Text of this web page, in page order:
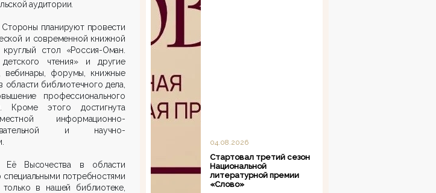
аудитории.
планируют провести
и современной книжной
стол «Россия-Оман.
чтения» и другие
вебинары, форумы, книжные
библиотечного дела,
профессионального
Кроме этого достигнута
информационно-
и научно-
Её Высочества в области
специальными потребностями
в нашей библиотеке,
04.08.2026
Стартовал третий сезон
Национальной
литературной премии
«Слово»